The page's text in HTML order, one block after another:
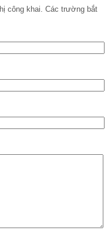
công khai. Các trường bắt